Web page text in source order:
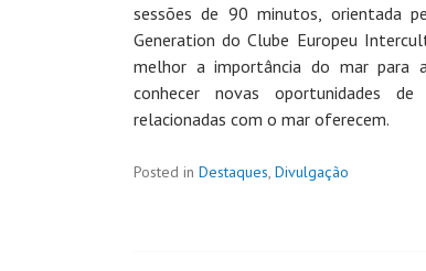
sessões de 90 minutos, orientada
Generation do Clube Europeu
melhor a importância do mar para
conhecer novas oportunidades
relacionadas com o mar oferecem.
Posted in Destaques, Divulgação